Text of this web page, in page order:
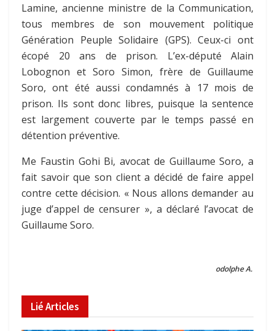
Lamine, ancienne ministre de la Communication,
tous membres de son mouvement politique
Génération Peuple Solidaire (GPS). Ceux-ci ont
écopé 20 ans de prison. L’ex-député Alain
Lobognon et Soro Simon, frère de Guillaume
Soro, ont été aussi condamnés à 17 mois de
prison. Ils sont donc libres, puisque la sentence
est largement couverte par le temps passé en
détention préventive.
Me Faustin Gohi Bi, avocat de Guillaume Soro, a
fait savoir que son client a décidé de faire appel
contre cette décision. « Nous allons demander au
juge d’appel de censurer », a déclaré l’avocat de
Guillaume Soro.
odolphe A.
LiéArticles